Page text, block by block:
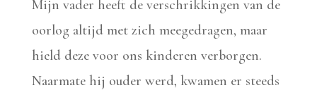
Mijn vader heeft de verschrikkingen van de
oorlog altijd met zich meegedragen, maar
hield deze voor ons kinderen verborgen.
Naarmate hij ouder werd, kwamen er steeds